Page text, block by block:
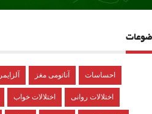
آلزایمر آناتومی مغز احساسات
اختلالات خواب اختلالات روانی